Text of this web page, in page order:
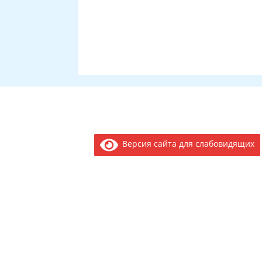
Версия сайта для слабовидящих